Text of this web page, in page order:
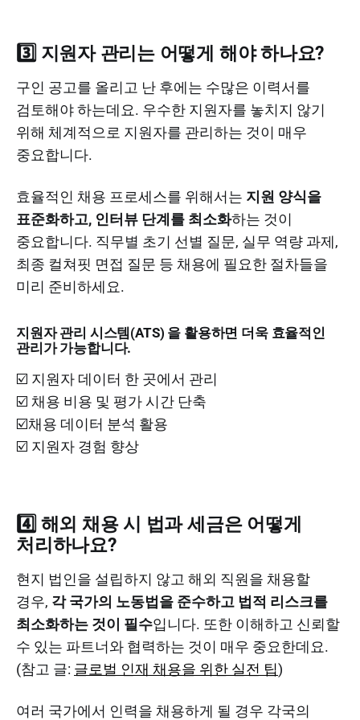
3️⃣ 지원자 관리는 어떻게 해야 하나요?
구인 공고를 올리고 난 후에는 수많은 이력서를
검토해야 하는데요. 우수한 지원자를 놓치지 않기
위해 체계적으로 지원자를 관리하는 것이 매우
중요합니다.
효율적인 채용 프로세스를 위해서는 지원 양식을
표준화하고, 인터뷰 단계를 최소화하는 것이
중요합니다. 직무별 초기 선별 질문, 실무 역량 과제,
최종 컬쳐핏 면접 질문 등 채용에 필요한 절차들을
미리 준비하세요.
지원자 관리 시스템(ATS) 을 활용하면 더욱 효율적인
관리가 가능합니다.
☑️ 지원자 데이터 한 곳에서 관리
☑️ 채용 비용 및 평가 시간 단축
☑️채용 데이터 분석 활용
☑️ 지원자 경험 향상
4️⃣ 해외 채용 시 법과 세금은 어떻게
처리하나요?
현지 법인을 설립하지 않고 해외 직원을 채용할
경우, 각 국가의 노동법을 준수하고 법적 리스크를
최소화하는 것이 필수입니다. 또한 이해하고 신뢰할
수 있는 파트너와 협력하는 것이 매우 중요한데요.
(참고 글: 글로벌 인재 채용을 위한 실전 팁)
여러 국가에서 인력을 채용하게 될 경우 각국의